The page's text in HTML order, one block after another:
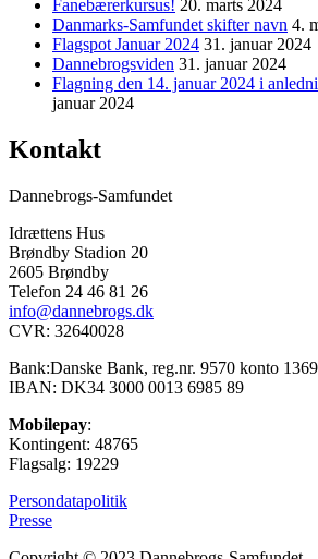
Fanebærerkursus! 20. marts 2024
Danmarks-Samfundet skifter navn 4.
Flagspot Januar 2024 31. januar 2024
Dannebrogsviden 31. januar 2024
Flagning den 14. januar 2024 i
januar 2024
Kontakt
Dannebrogs-Samfundet
Idrættens Hus
Brøndby Stadion 20
2605 Brøndby
Telefon 24 46 81 26
info@dannebrogs.dk
CVR: 32640028
Bank:Danske Bank, reg.nr. 9570 konto
IBAN: DK34 3000 0013 6985 89
Mobilepay:
Kontingent: 48765
Flagsalg: 19229
Persondatapolitik
Presse